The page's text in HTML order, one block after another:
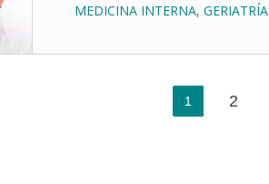
MEDICINA INTERNA, GERIATRÍA
1 2